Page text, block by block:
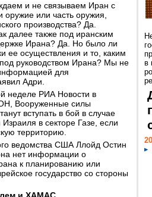
и не связываем Иран с
или часть оружия,
производства? Да.
далее также под иранским
Ирана? Да. Но было ли
ее осуществления и то, каким
руководством Ирана? Мы не
для
Адри.
неделе РИА Новости в
Вооруженные силы
вступать в бой в случае
в секторе Газе, если
территорию.
ведомства США Ллойд Остин
нет информации о
к планированию или
государство со стороны
в